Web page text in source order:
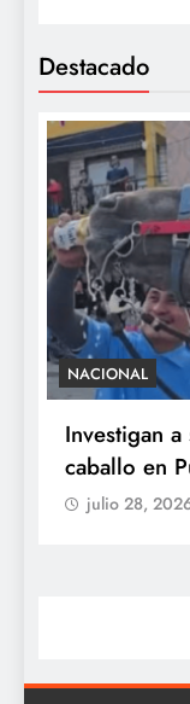
Destacado
NACIONAL
Investigan
caballo en
julio 28,